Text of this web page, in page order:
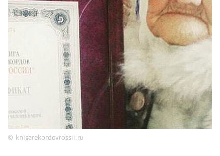
knigarekordovrossii.ru